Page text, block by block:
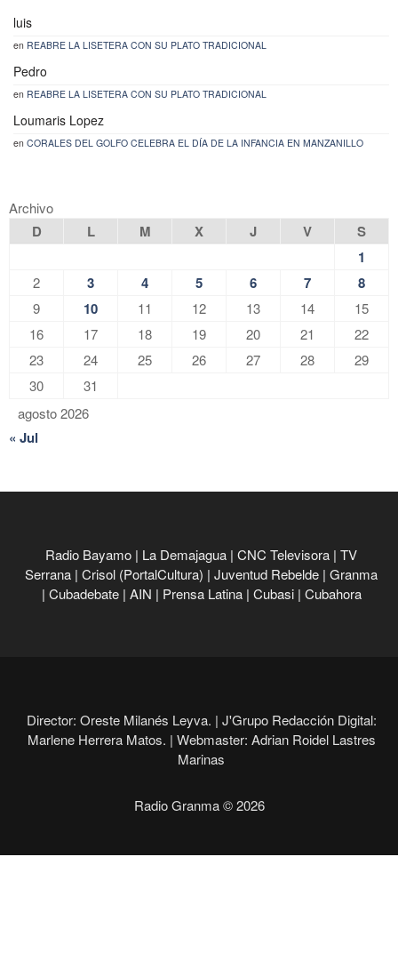
luis
en REABRE LA LISETERA CON SU PLATO TRADICIONAL
Pedro
en REABRE LA LISETERA CON SU PLATO TRADICIONAL
Loumaris Lopez
en CORALES DEL GOLFO CELEBRA EL DÍA DE LA INFANCIA EN MANZANILLO
Archivo
agosto 2026
D L M X J V
S
1
2 3 4 5 6 7 8
9 10 11 12 13 14
15
16
17 18 19 20 21
22
23
24 25 26 27 28
29
30
31
« Jul
Radio Bayamo | La Demajagua | CNC Televisora | TV
Serrana | Crisol (PortalCultura) | Juventud Rebelde | Granma
| Cubadebate | AIN | Prensa Latina | Cubasi | Cubahora
Director: Oreste Milanés Leyva. | J'Grupo Redacción Digital:
Marlene Herrera Matos. | Webmaster: Adrian Roidel Lastres
Marinas
Radio Granma © 2026